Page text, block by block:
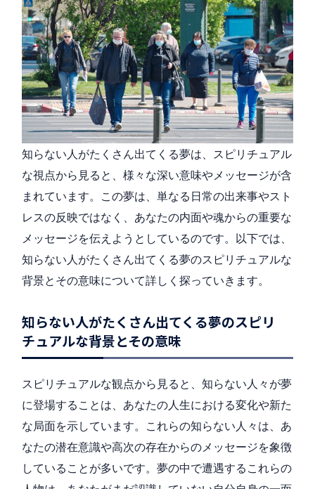
知らない人がたくさん出てくる夢は、スピリチュアル
な視点から見ると、様々な深い意味やメッセージが含
まれています。この夢は、単なる日常の出来事やスト
レスの反映ではなく、あなたの内面や魂からの重要な
メッセージを伝えようとしているのです。以下では、
知らない人がたくさん出てくる夢のスピリチュアルな
背景とその意味について詳しく探っていきます。
知らない人がたくさん出てくる夢のスピリ
チュアルな背景とその意味
スピリチュアルな観点から見ると、知らない人々が夢
に登場することは、あなたの人生における変化や新た
な局面を示しています。これらの知らない人々は、あ
なたの潜在意識や高次の存在からのメッセージを象徴
していることが多いです。夢の中で遭遇するこれらの